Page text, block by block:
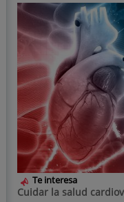
Te interesa
Cuidar la salud